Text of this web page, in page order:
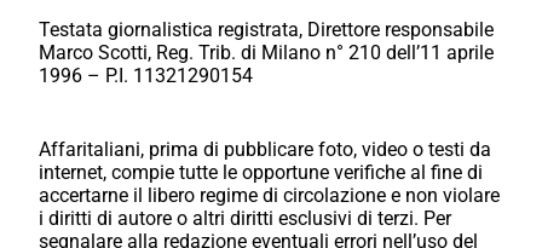
Testata giornalistica registrata, Direttore responsabile
Marco Scotti, Reg. Trib. di Milano n° 210 dell’11 aprile
1996 – P.I. 11321290154
Affaritaliani, prima di pubblicare foto, video o testi da
internet, compie tutte le opportune verifiche al fine di
accertarne il libero regime di circolazione e non violare
i diritti di autore o altri diritti esclusivi di terzi. Per
segnalare alla redazione eventuali errori nell’uso del